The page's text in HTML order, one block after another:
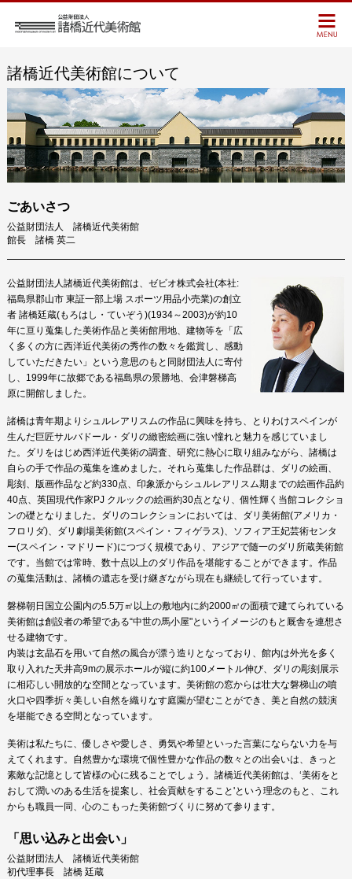
諸橋近代美術館について
ごあいさつ
公益財団法人 諸橋近代美術館
館長 諸橋 英二
公益財団法人諸橋近代美術館は、ゼビオ株式会社(本社:
福島県郡山市 東証一部上場 スポーツ用品小売業)の創立
者 諸橋廷蔵(もろはし・ていぞう)(1934～2003)が約10
年に亘り蒐集した美術作品と美術館用地、建物等を「広
く多くの方に西洋近代美術の秀作の数々を鑑賞し、感動
していただきたい」という意思のもと同財団法人に寄付
し、1999年に故郷である福島県の景勝地、会津磐梯高
原に開館しました。
諸橋は青年期よりシュルレアリスムの作品に興味を持ち、とりわけスペインが
生んだ巨匠サルバドール・ダリの緻密絵画に強い憧れと魅力を感じていまし
た。ダリをはじめ西洋近代美術の調査、研究に熱心に取り組みながら、諸橋は
自らの手で作品の蒐集を進めました。それら蒐集した作品群は、ダリの絵画、
彫刻、版画作品など約330点、印象派からシュルレアリスム期までの絵画作品約
40点、英国現代作家PJ クルックの絵画約30点となり、個性輝く当館コレクショ
ンの礎となりました。ダリのコレクションにおいては、ダリ美術館(アメリカ・
フロリダ)、ダリ劇場美術館(スペイン・フィゲラス)、ソフィア王妃芸術センタ
ー(スペイン・マドリード)につづく規模であり、アジアで随一のダリ所蔵美術館
です。当館では常時、数十点以上のダリ作品を堪能することができます。作品
の蒐集活動は、諸橋の遺志を受け継ぎながら現在も継続して行っています。
磐梯朝日国立公園内の5.5万㎡以上の敷地内に約2000㎡の面積で建てられている
美術館は創設者の希望である“中世の馬小屋"というイメージのもと厩舎を連想さ
せる建物です。
内装は玄晶石を用いて自然の風合が漂う造りとなっており、館内は外光を多く
取り入れた天井高9mの展示ホールが縦に約100メートル伸び、ダリの彫刻展示
に相応しい開放的な空間となっています。美術館の窓からは壮大な磐梯山の噴
火口や四季折々美しい自然を織りなす庭園が望むことができ、美と自然の競演
を堪能できる空間となっています。
美術は私たちに、優しさや愛しさ、勇気や希望といった言葉にならない力を与
えてくれます。自然豊かな環境で個性豊かな作品の数々との出会いは、きっと
素敵な記憶として皆様の心に残ることでしょう。諸橋近代美術館は、‘美術をと
おして潤いのある生活を提案し、社会貢献をすること'という理念のもと、これ
からも職員一同、心のこもった美術館づくりに努めて参ります。
「思い込みと出会い」
公益財団法人 諸橋近代美術館
初代理事長 諸橋 廷蔵